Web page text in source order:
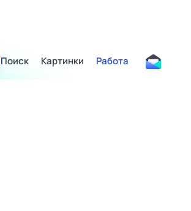
Поиск Картинки Работа